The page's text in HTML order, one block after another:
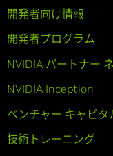
開発者向け情報
開発者プログラム
NVIDIA パートナー
NVIDIA Inception
ベンチャー キャピタ
技術トレーニング